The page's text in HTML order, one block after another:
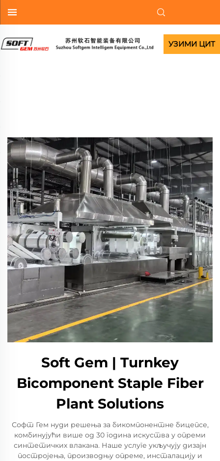
УЗИМИ ЦИТ
Soft Gem | Turnkey
Bicomponent Staple Fiber
Plant Solutions
Софт Гем нуди решења за бикомпонентне бицепсе,
комбинујући више од 30 година искуства у опреми
синтетичких влакана. Наше услуге укључују дизајн
постројења, производњу опреме, инсталацију и